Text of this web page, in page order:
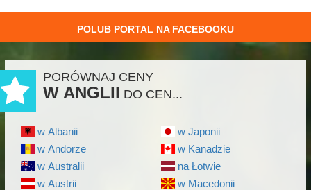
POLUB PORTAL NA FACEBOOKU
PORÓWNAJ CENY
W ANGLII DO CEN...
w Albanii
w Andorze
w Australii
w Austrii
w Japonii
w Kanadzie
na Łotwie
w Macedonii